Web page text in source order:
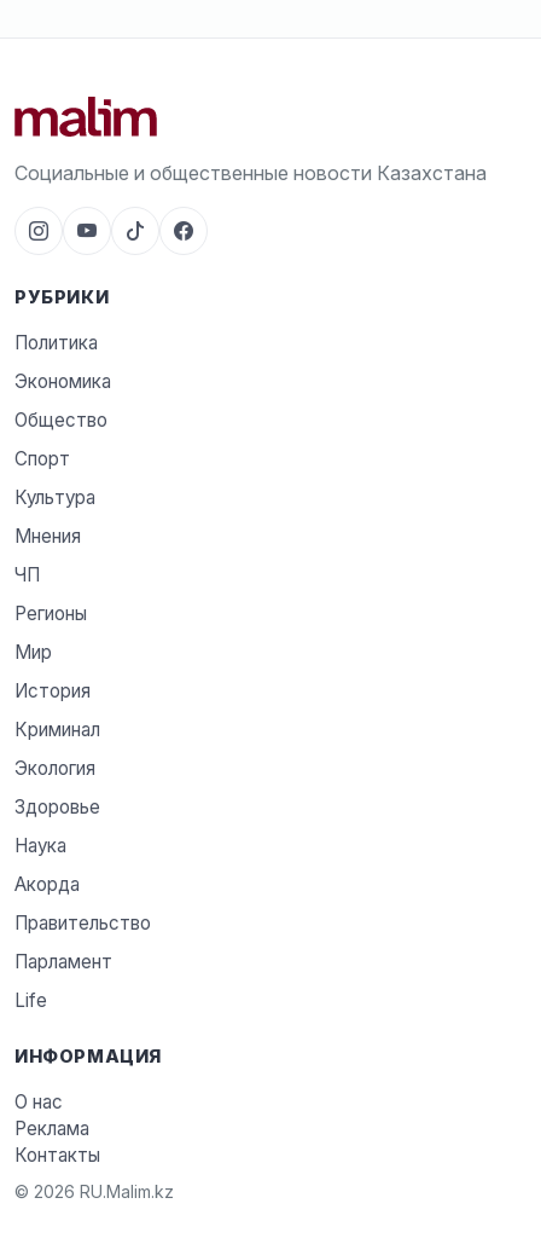
Социальные и общественные новости Казахстана
РУБРИКИ
Политика
Экономика
Общество
Спорт
Культура
Мнения
ЧП
Регионы
Мир
История
Криминал
Экология
Здоровье
Наука
Акорда
Правительство
Парламент
Life
ИНФОРМАЦИЯ
О нас
Реклама
Контакты
© 2026 RU.Malim.kz